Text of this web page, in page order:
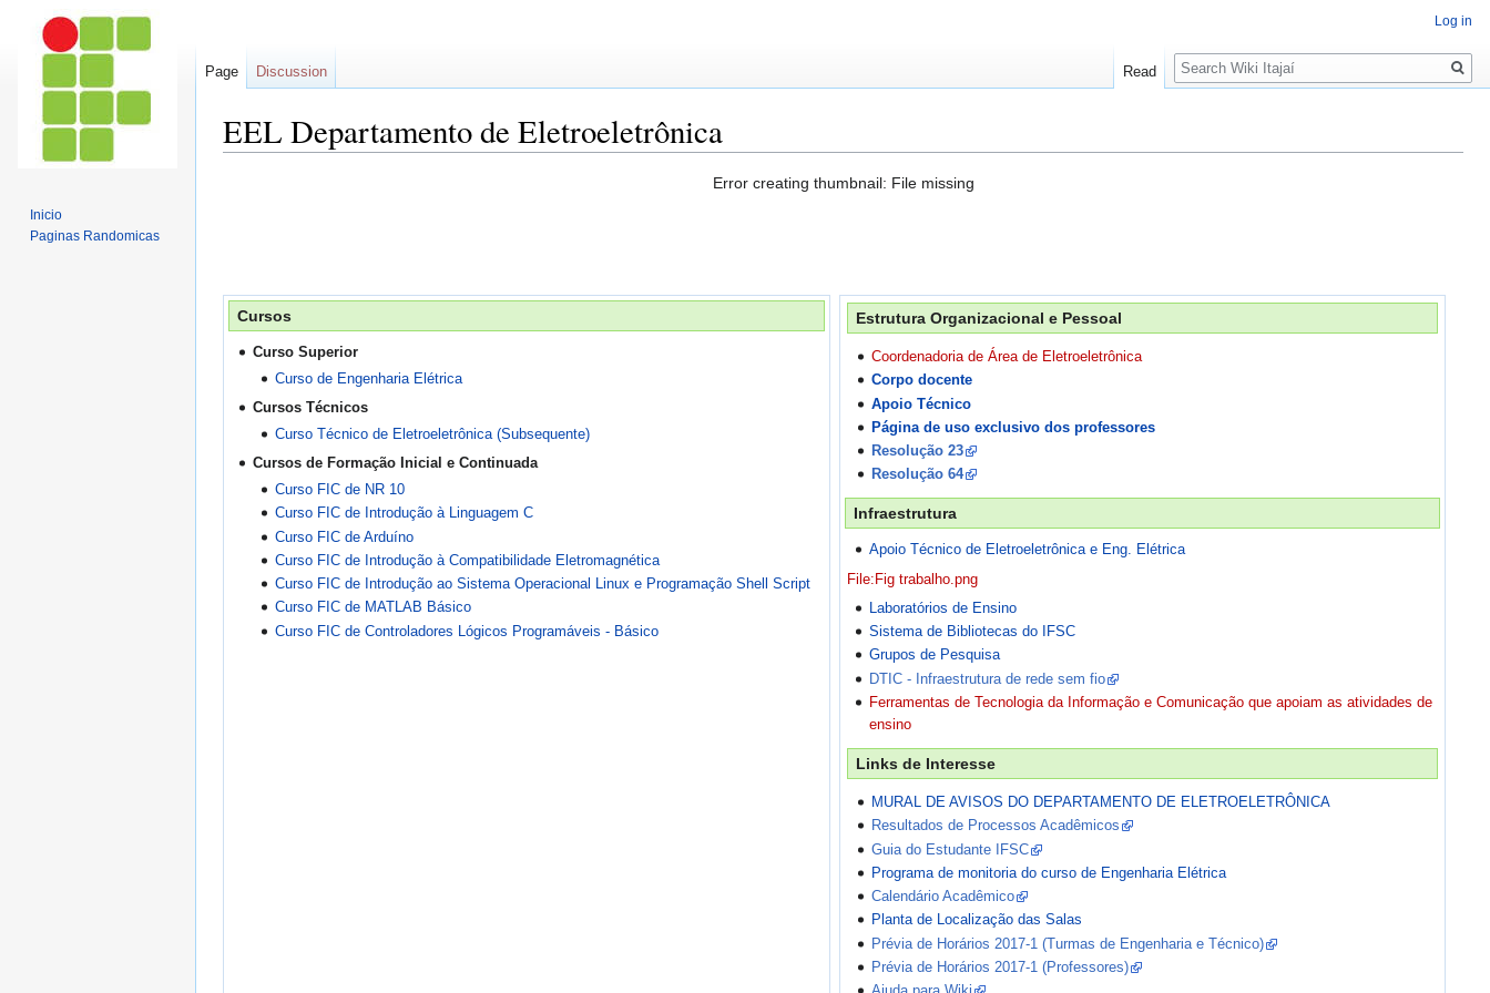
EEL Departamento de Eletroeletrônica
Error creating thumbnail: File missing
Cursos
Curso Superior
Curso de Engenharia Elétrica
Cursos Técnicos
Curso Técnico de Eletroeletrônica (Subsequente)
Cursos de Formação Inicial e Continuada
Curso FIC de NR 10
Curso FIC de Introdução à Linguagem C
Curso FIC de Arduíno
Curso FIC de Introdução à Compatibilidade Eletromagnética
Curso FIC de Introdução ao Sistema Operacional Linux e Programação Shell Script
Curso FIC de MATLAB Básico
Curso FIC de Controladores Lógicos Programáveis - Básico
Estrutura Organizacional e Pessoal
Coordenadoria de Área de Eletroeletrônica
Corpo docente
Apoio Técnico
Página de uso exclusivo dos professores
Resolução 23
Resolução 64
Infraestrutura
Apoio Técnico de Eletroeletrônica e Eng. Elétrica
File:Fig trabalho.png
Laboratórios de Ensino
Sistema de Bibliotecas do IFSC
Grupos de Pesquisa
DTIC - Infraestrutura de rede sem fio
Ferramentas de Tecnologia da Informação e Comunicação que apoiam as atividades de
ensino
Links de Interesse
MURAL DE AVISOS DO DEPARTAMENTO DE ELETROELETRÔNICA
Resultados de Processos Acadêmicos
Guia do Estudante IFSC
Programa de monitoria do curso de Engenharia Elétrica
Calendário Acadêmico
Planta de Localização das Salas
Prévia de Horários 2017-1 (Turmas de Engenharia e Técnico)
Prévia de Horários 2017-1 (Professores)
Log in
Page Discussion Read
Search
Inicio
Paginas Randomicas